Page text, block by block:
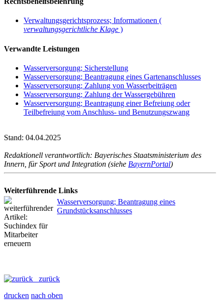
Verwaltungsgerichtsprozess; Informationen (
verwaltungsgerichtliche Klage )
Verwandte Leistungen
Wasserversorgung; Sicherstellung
Wasserversorgung; Beantragung eines Gartenanschlusses
Wasserversorgung; Zahlung von Wasserbeiträgen
Wasserversorgung; Zahlung der Wassergebühren
Wasserversorgung; Beantragung einer Befreiung oder
Teilbefreiung vom Anschluss- und Benutzungszwang
Stand: 04.04.2025
Redaktionell verantwortlich: Bayerisches Staatsministerium des
Innern, für Sport und Integration (siehe BayernPortal)
Weiterführende Links
Wasserversorgung; Beantragung eines
Grundstücksanschlusses
zurück
drucken nach oben